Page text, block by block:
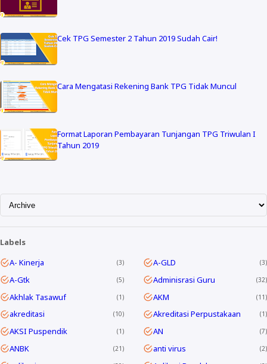
Cek TPG Semester 2 Tahun 2019 Sudah Cair!
Cara Mengatasi Rekening Bank TPG Tidak Muncul
Format Laporan Pembayaran Tunjangan TPG Triwulan I
Tahun 2019
Labels
A- Kinerja
3 A-GLD 3
A-Gtk 5 Adminisrasi Guru 32
Akhlak Tasawuf 1 AKM 11
akreditasi 10 Akreditasi Perpustakaan 1
AKSI Puspendik 1 AN 7
ANBK 21 anti virus 2